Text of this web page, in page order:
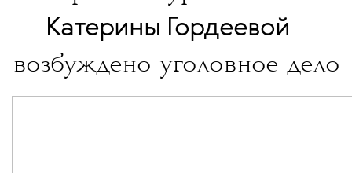
Катерины Гордеевой
возбуждено уголовное дело